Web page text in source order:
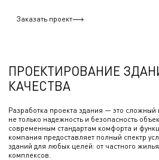
Заказать проект
ПРОЕКТИРОВАНИЕ
КАЧЕСТВА
Разработка проекта здания — это сложный
не только надежность и безопасность
современным стандартам комфорта и
компания предоставляет полный спектр
зданий для любых целей: от частного
комплексов.